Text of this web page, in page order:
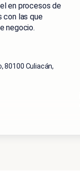
en procesos de
con las que
negocio.
80100 Culiacán,